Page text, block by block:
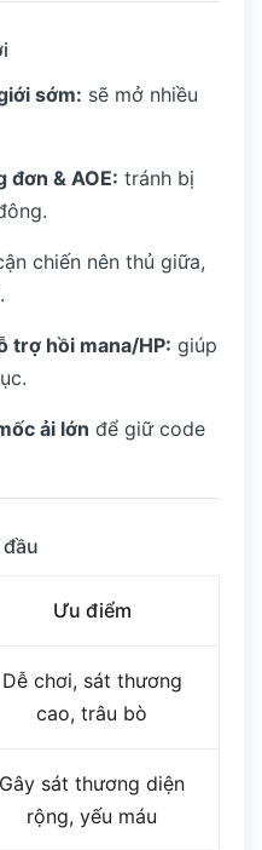
sớm: sẽ mở nhiều
đơn & AOE: tránh bị
chiến nên thủ giữa,
trợ hồi mana/HP: giúp
ải lớn để giữ code
Ưu điểm
Dễ chơi, sát thương
cao, trâu bò
Gây sát thương diện
rộng, yếu máu